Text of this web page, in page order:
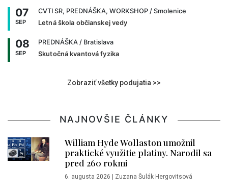
07
SEP
CVTI SR, PREDNÁŠKA, WORKSHOP / Smolenice
Letná škola občianskej vedy
08
SEP
PREDNÁŠKA / Bratislava
Skutočná kvantová fyzika
Zobraziť všetky podujatia >>
NAJNOVŠIE ČLÁNKY
William Hyde Wollaston umožnil
praktické využitie platiny. Narodil sa
pred 260 rokmi
6. augusta 2026 Zuzana Šulák Hergovitsová